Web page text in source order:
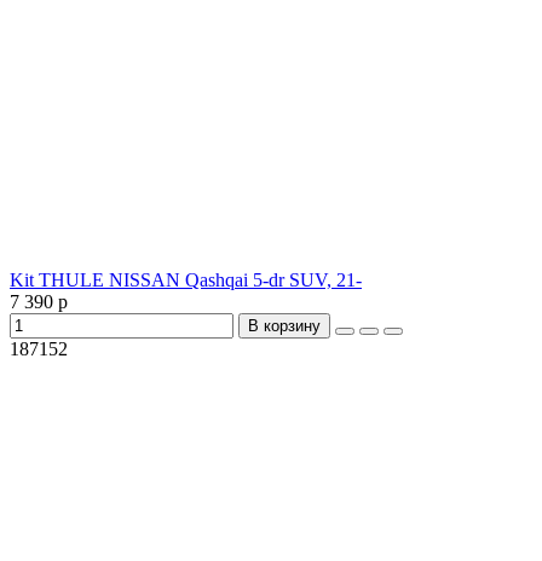
Kit THULE NISSAN Qashqai 5-dr SUV, 21-
7 390 р
В корзину
187152